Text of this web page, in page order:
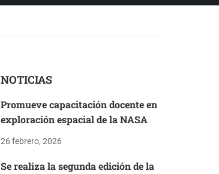
NOTICIAS
Promueve capacitación docente en
exploración espacial de la NASA
26 febrero, 2026
Se realiza la segunda edición de la